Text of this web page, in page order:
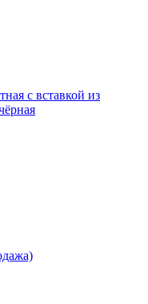
с вставкой из